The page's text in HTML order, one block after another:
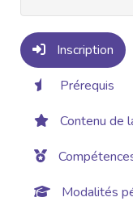
Inscription
Prérequis
Contenu de
Modalités